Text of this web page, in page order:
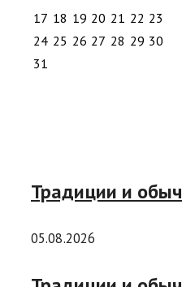
17 18 19 20 21 22 23
24 25 26 27 28 29 30
31
Традиции и
05.08.2026